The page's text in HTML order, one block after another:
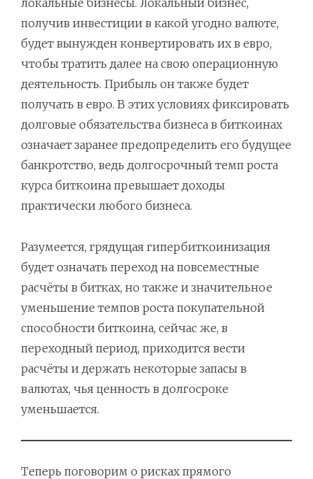
локальные бизнесы. Локальный бизнес,
получив инвестиции в какой угодно валюте,
будет вынужден конвертировать их в евро,
чтобы тратить далее на свою операционную
деятельность. Прибыль он также будет
получать в евро. В этих условиях фиксировать
долговые обязательства бизнеса в биткоинах
означает заранее предопределить его будущее
банкротство, ведь долгосрочный темп роста
курса биткоина превышает доходы
практически любого бизнеса.
Разумеется, грядущая гипербиткоинизация
будет означать переход на повсеместные
расчёты в битках, но также и значительное
уменьшение темпов роста покупательной
способности биткоина, сейчас же, в
переходный период, приходится вести
расчёты и держать некоторые запасы в
валютах, чья ценность в долгосроке
уменьшается.
Теперь поговорим о рисках прямого